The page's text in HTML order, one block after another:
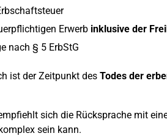
Erwerb inklusive der
nach § 5 ErbStG
ist der Zeitpunkt des Todes der
sich die Rücksprache mit
sein kann.